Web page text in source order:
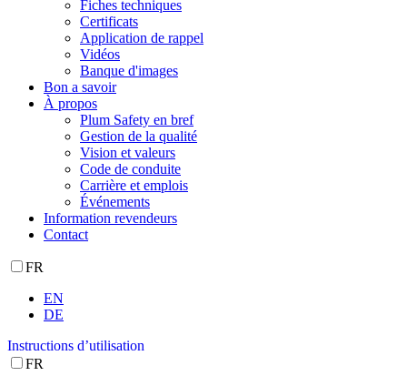
Fiches techniques
Certificats
Application de rappel
Vidéos
Banque d'images
Bon a savoir
À propos
Plum Safety en bref
Gestion de la qualité
Vision et valeurs
Code de conduite
Carrière et emplois
Événements
Information revendeurs
Contact
FR
EN
DE
Instructions d’utilisation
FR